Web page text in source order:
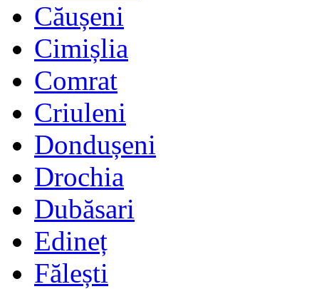
Căușeni
Cimișlia
Comrat
Criuleni
Dondușeni
Drochia
Dubăsari
Edineț
Fălești